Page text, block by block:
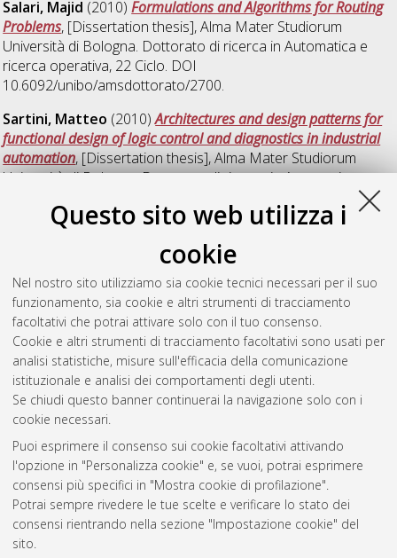
Questo sito web utilizza i
cookie
Nel nostro sito utilizziamo sia cookie tecnici necessari per il suo
funzionamento, sia cookie e altri strumenti di tracciamento
facoltativi che potrai attivare solo con il tuo consenso.
Cookie e altri strumenti di tracciamento facoltativi sono usati per
analisi statistiche, misure sull'efficacia della comunicazione
istituzionale e analisi dei comportamenti degli utenti.
Se chiudi questo banner continuerai la navigazione solo con i
cookie necessari.
Puoi esprimere il consenso sui cookie facoltativi attivando
l'opzione in "Personalizza cookie" e, se vuoi, potrai esprimere
consensi più specifici in "Mostra cookie di profilazione".
Potrai sempre rivedere le tue scelte e verificare lo stato dei
consensi rientrando nella sezione "Impostazione cookie" del
sito.
Salari, Majid (2010)Formulations and Algorithms for Routing
Problems, [Dissertation thesis], Alma Mater Studiorum
Università di Bologna. Dottorato di ricerca inAutomatica e
ricerca operativa, 22 Ciclo. DOI
10.6092/unibo/amsdottorato/2700.
Sartini, Matteo (2010)Architectures and design patterns for
functional design of logic control and diagnostics in industrial
automation, [Dissertation thesis], Alma Mater Studiorum
Università di Bologna. Dottorato di ricerca inAutomatica e
Traversi, Emiliano (2010) Orientation and layout problems on
graphs, with applications, [Dissertation thesis], Alma Mater
Studiorum Università di Bologna. Dottorato di ricerca in
Automatica e ricerca operativa, 22 Ciclo. DOI
10.6092/unibo/amsdottorato/2637.
Questa lista e' stata generata il Thu Aug 6 20:42:20 2026
Atom
Rss 1.0
Rss 2.0